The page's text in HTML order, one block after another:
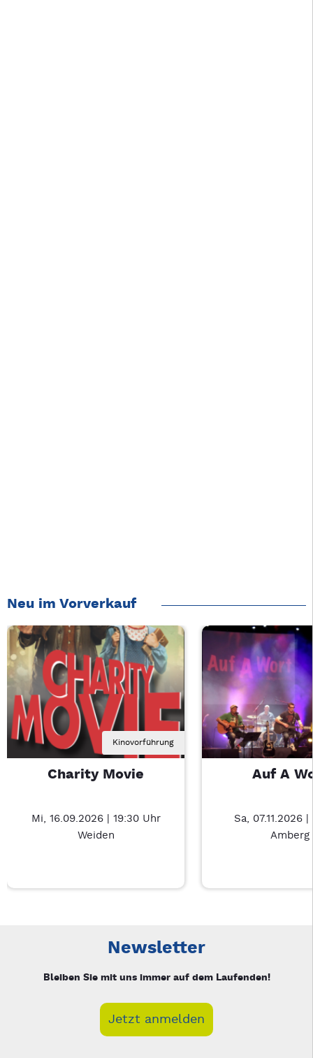
Neu im Vorverkauf
Kinovorführung
Charity Movie
Mi, 16.09.2026 | 19:30 Uhr
Weiden
Auf A
Sa, 07.11.2026
Amberg
Newsletter
Bleiben Sie mit uns immer auf dem Laufenden!
Jetzt anmelden